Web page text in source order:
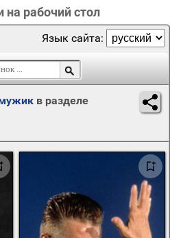
рабочий стол
Язык сайта:
в разделе